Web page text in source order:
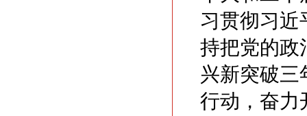
习贯彻习近
持把党的政
兴新突破三
行动，奋力